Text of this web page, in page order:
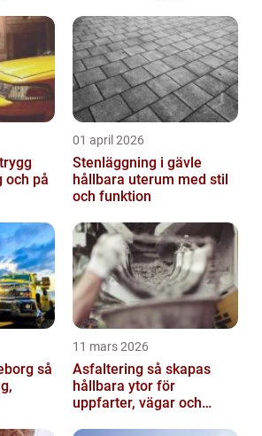
och på
01 april 2026
Stenläggning i gävle
hållbara uterum med stil
och funktion
så
11 mars 2026
Asfaltering så skapas
hållbara ytor för
uppfarter, vägar och